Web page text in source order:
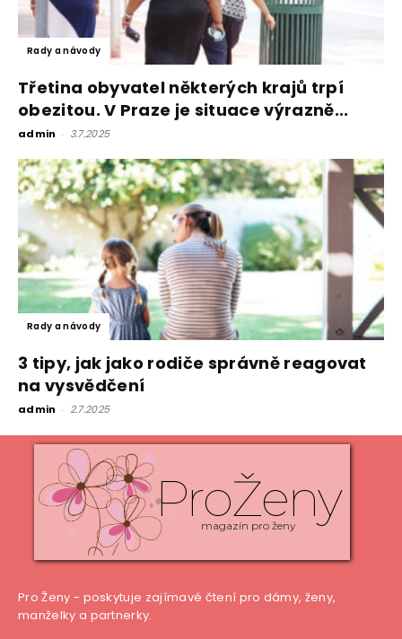
Rady a návody
Třetina obyvatel některých krajů trpí
obezitou. V Praze je situace výrazně...
admin - 3.7.2025
Rady a návody
3 tipy, jak jako rodiče správně reagovat
na vysvědčení
admin - 2.7.2025
ProŽeny
magazín pro ženy
Pro Ženy - poskytuje zajímavé čtení pro dámy, ženy,
manželky a partnerky.